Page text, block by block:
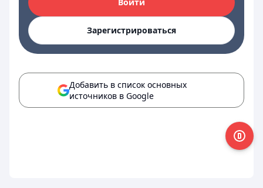
Зарегистрироваться
Добавить в список основных
источников в Google